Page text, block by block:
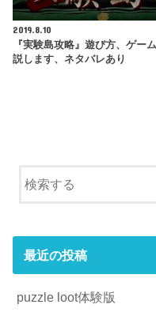
2019.8.10
『実験島攻略』遊び方、ゲー
説します、ネタバレあり
最近の投稿
puzzle loot体験版